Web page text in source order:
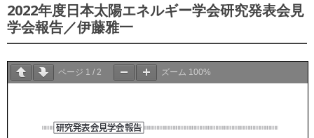
2022年度日本太陽エネルギー学会研究発表会見
学会報告／伊藤雅一
ページ 1 / 2 ズーム 100%